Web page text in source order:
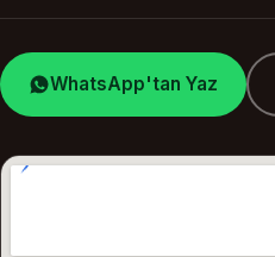
WhatsApp'tan Yaz